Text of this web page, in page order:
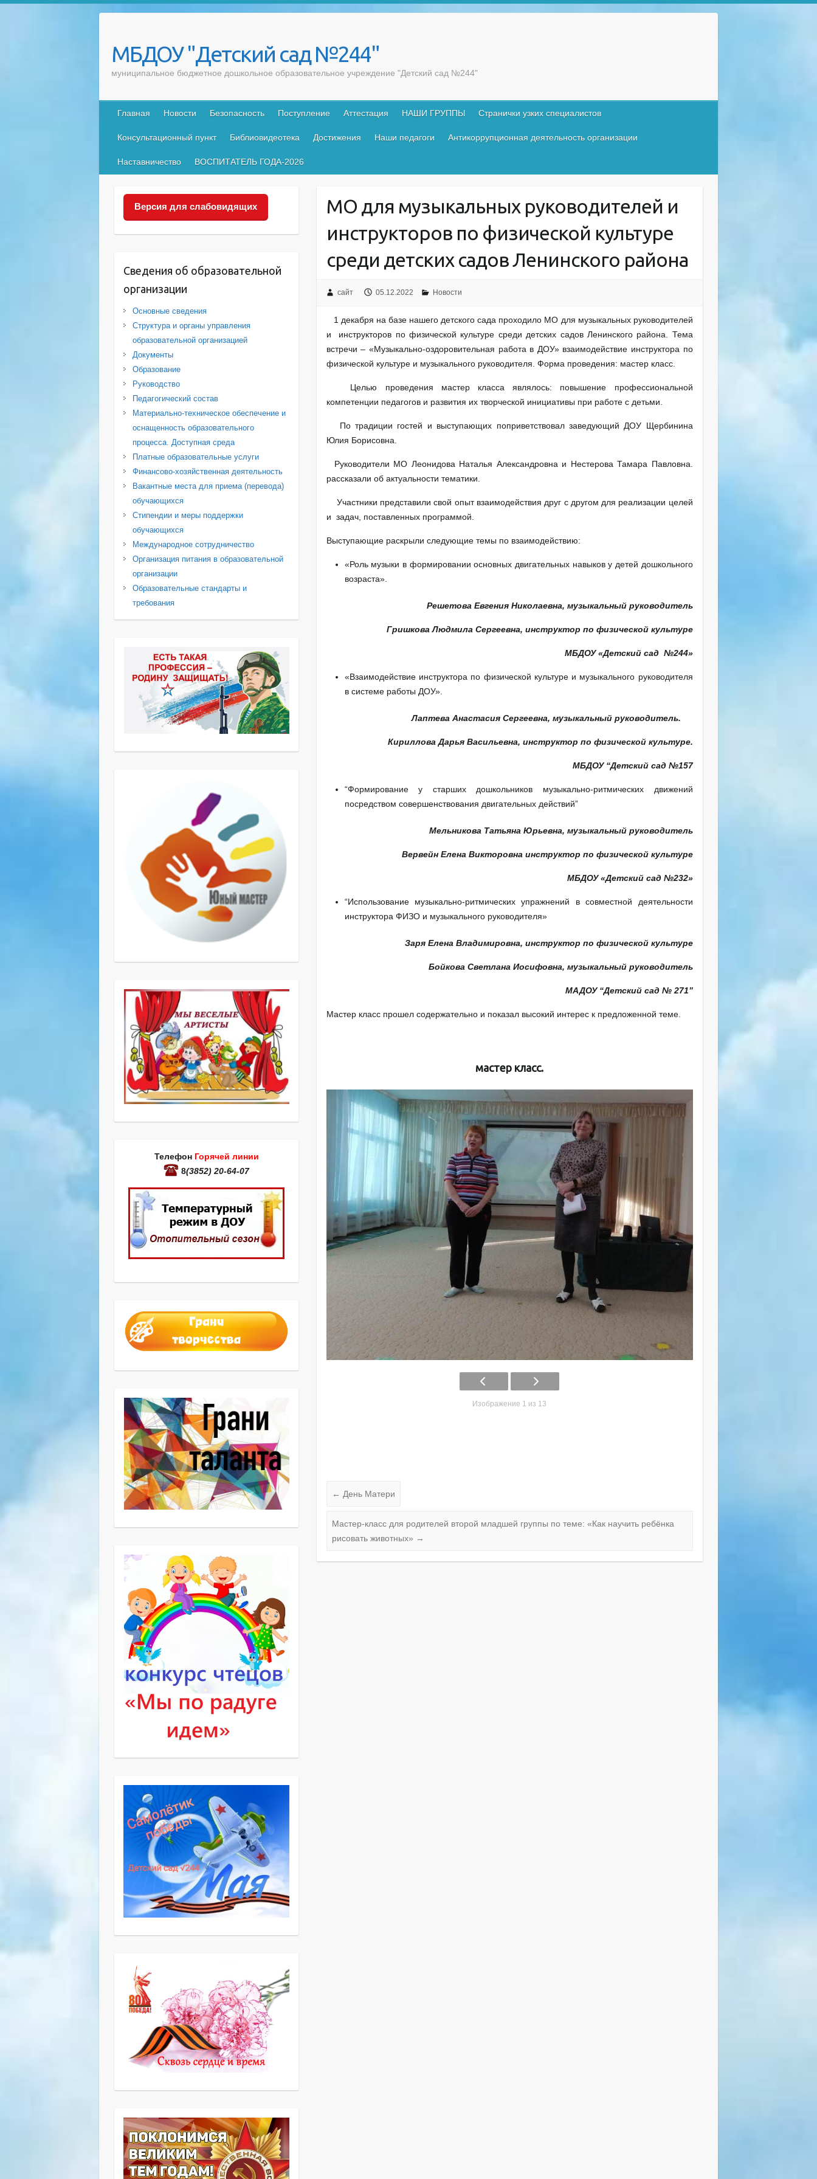
МБДОУ "Детский сад №244"
муниципальное бюджетное дошкольное образовательное учреждение "Детский сад №244"
Главная Новости Безопасность Поступление Аттестация НАШИ ГРУППЫ Странички узких специалистов
Консультационный пункт Библиовидеотека Достижения Наши педагоги Антикоррупционная деятельность организации
Наставничество ВОСПИТАТЕЛЬ ГОДА-2026
МО для музыкальных руководителей и
инструкторов по физической культуре
среди детских садов Ленинского района
сайт 05.12.2022 Новости
1 декабря на базе нашего детского сада проходило МО для музыкальных руководителей
и инструкторов по физической культуре среди детских садов Ленинского района. Тема
встречи – «Музыкально-оздоровительная работа в ДОУ» взаимодействие инструктора по
физической культуре и музыкального руководителя. Форма проведения: мастер класс.
Целью проведения мастер класса являлось: повышение профессиональной
компетенции педагогов и развития их творческой инициативы при работе с детьми.
По традиции гостей и выступающих поприветствовал заведующий ДОУ Щербинина
Юлия Борисовна.
Руководители МО Леонидова Наталья Александровна и Нестерова Тамара Павловна.
рассказали об актуальности тематики.
Участники представили свой опыт взаимодействия друг с другом для реализации целей
и задач, поставленных программой.
Выступающие раскрыли следующие темы по взаимодействию:
«Роль музыки в формировании основных двигательных навыков у детей дошкольного
возраста».
Решетова Евгения Николаевна, музыкальный руководитель
Гришкова Людмила Сергеевна, инструктор по физической культуре
МБДОУ «Детский сад №244»
«Взаимодействие инструктора по физической культуре и музыкального руководителя
в системе работы ДОУ».
Лаптева Анастасия Сергеевна, музыкальный руководитель.
Кириллова Дарья Васильевна, инструктор по физической культуре.
МБДОУ “Детский сад №157
“Формирование у старших дошкольников музыкально-ритмических движений
посредством совершенствования двигательных действий”
Мельникова Татьяна Юрьевна, музыкальный руководитель
Вервейн Елена Викторовна инструктор по физической культуре
МБДОУ «Детский сад №232»
“Использование музыкально-ритмических упражнений в совместной деятельности
инструктора ФИЗО и музыкального руководителя»
Заря Елена Владимировна, инструктор по физической культуре
Бойкова Светлана Иосифовна, музыкальный руководитель
МАДОУ “Детский сад № 271”
Мастер класс прошел содержательно и показал высокий интерес к предложенной теме.
мастер класс.
Изображение 1 из 13
← День Матери
Мастер-класс для родителей второй младшей группы по теме: «Как научить ребёнка
рисовать животных» →
Версия для слабовидящих
Сведения об образовательной
организации
Основные сведения
Структура и органы управления
образовательной организацией
Документы
Образование
Руководство
Педагогический состав
Материально-техническое обеспечение и
оснащенность образовательного
процесса. Доступная среда
Платные образовательные услуги
Финансово-хозяйственная деятельность
Вакантные места для приема (перевода)
обучающихся
Стипендии и меры поддержки
обучающихся
Международное сотрудничество
Организация питания в образовательной
организации
Образовательные стандарты и
требования
Телефон Горячей линии
8(3852) 20-64-07